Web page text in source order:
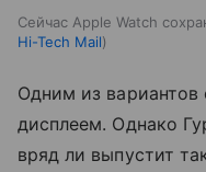
Сейчас Apple Watch
Hi-Tech Mail
Одним из вариантов
дисплеем. Однако
вряд ли выпустит